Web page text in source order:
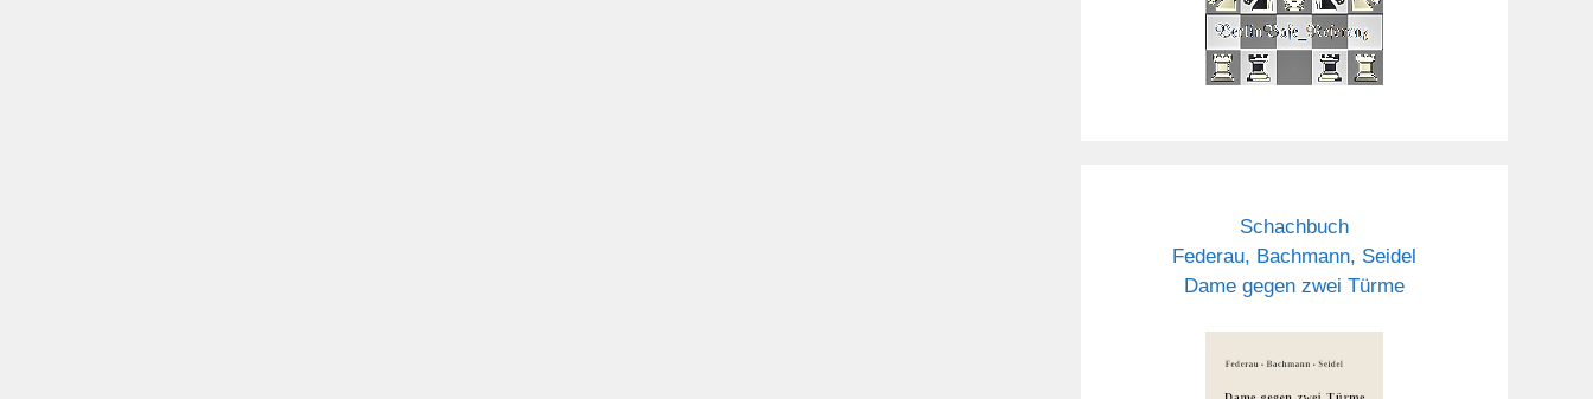
Schachbuch
Federau, Bachmann, Seidel
Dame gegen zwei Türme